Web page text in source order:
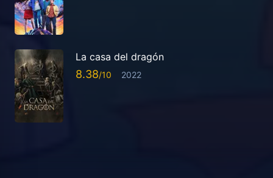
La casa del dragón
8.38 2022